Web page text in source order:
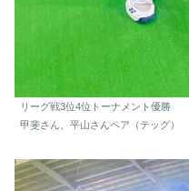
リーグ戦3位4位トーナメント優勝
甲斐さん、平山さんペア（テッグ）